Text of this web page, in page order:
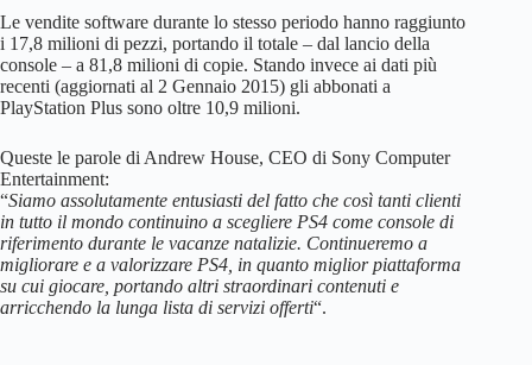
Le vendite software durante lo stesso periodo hanno raggiunto
i 17,8 milioni di pezzi, portando il totale – dal lancio della
console – a 81,8 milioni di copie. Stando invece ai dati più
recenti (aggiornati al 2 Gennaio 2015) gli abbonati a
PlayStation Plus sono oltre 10,9 milioni.
Queste le parole di Andrew House, CEO di Sony Computer
Entertainment:
“Siamo assolutamente entusiasti del fatto che così tanti clienti
in tutto il mondo continuino a scegliere PS4 come console di
riferimento durante le vacanze natalizie. Continueremo a
migliorare e a valorizzare PS4, in quanto miglior piattaforma
su cui giocare, portando altri straordinari contenuti e
arricchendo la lunga lista di servizi offerti“.